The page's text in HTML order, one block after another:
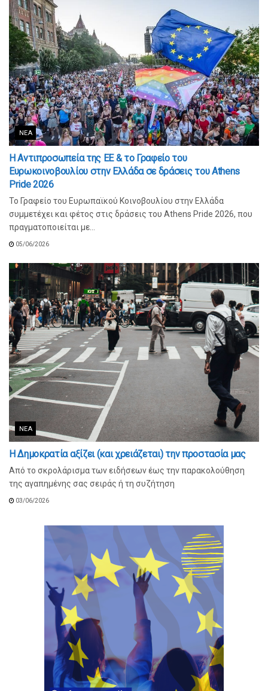
ΝΈΑ
Η Αντιπροσωπεία της ΕΕ & το Γραφείο του
Ευρωκοινοβουλίου στην Ελλάδα σε δράσεις του Athens
Pride 2026
Το Γραφείο του Ευρωπαϊκού Κοινοβουλίου στην Ελλάδα
συμμετέχει και φέτος στις δράσεις του Athens Pride 2026, που
πραγματοποιείται με...
05/06/2026
ΝΈΑ
Η Δημοκρατία αξίζει (και χρειάζεται) την προστασία μας
Από το σκρολάρισμα των ειδήσεων έως την παρακολούθηση
της αγαπημένης σας σειράς ή τη συζήτηση
03/06/2026